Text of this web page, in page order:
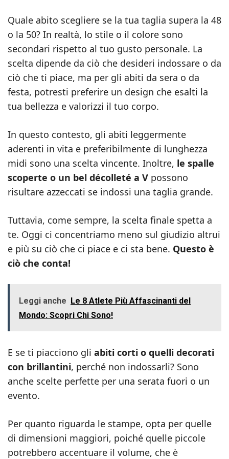
Quale abito scegliere se la tua taglia supera la 48
o la 50? In realtà, lo stile o il colore sono
secondari rispetto al tuo gusto personale. La
scelta dipende da ciò che desideri indossare o da
ciò che ti piace, ma per gli abiti da sera o da
festa, potresti preferire un design che esalti la
tua bellezza e valorizzi il tuo corpo.
In questo contesto, gli abiti leggermente
aderenti in vita e preferibilmente di lunghezza
midi sono una scelta vincente. Inoltre, le spalle
scoperte o un bel décolleté a V possono
risultare azzeccati se indossi una taglia grande.
Tuttavia, come sempre, la scelta finale spetta a
te. Oggi ci concentriamo meno sul giudizio altrui
e più su ciò che ci piace e ci sta bene. Questo è
ciò che conta!
Leggi anche Le 8 Atlete Più Affascinanti del
Mondo: Scopri Chi Sono!
E se ti piacciono gli abiti corti o quelli decorati
con brillantini, perché non indossarli? Sono
anche scelte perfette per una serata fuori o un
evento.
Per quanto riguarda le stampe, opta per quelle
di dimensioni maggiori, poiché quelle piccole
potrebbero accentuare il volume, che è